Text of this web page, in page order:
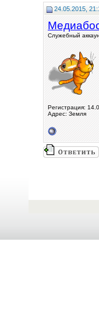
24.05.2015,
Служебный
Регистрация:
Адрес: Земля